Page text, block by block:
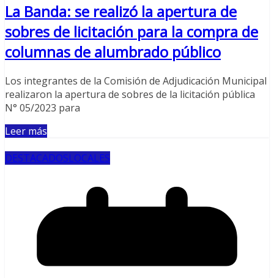
La Banda: se realizó la apertura de
sobres de licitación para la compra de
columnas de alumbrado público
Los integrantes de la Comisión de Adjudicación Municipal
realizaron la apertura de sobres de la licitación pública
N° 05/2023 para
Leer más
DESTACADOSLOCALES